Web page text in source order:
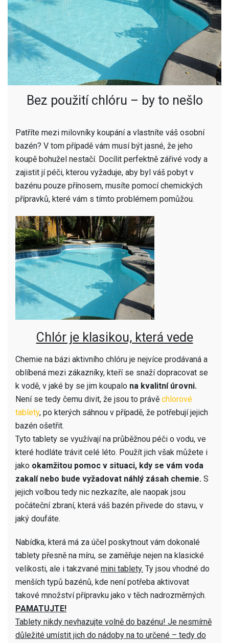
Bez použití chlóru – by to nešlo
Patříte mezi milovníky koupání a vlastníte váš osobní
bazén? V tom případě vám musí být jasné, že jeho
koupě bohužel nestačí. Docílit perfektně zářivé vody a
zajistit jí péči, kterou vyžaduje, aby byl váš pobyt v
bazénu pouze přínosem, musíte pomocí chemických
přípravků, které vám s tímto problémem pomůžou.
Chlór je klasikou, která vede
Chemie na bázi aktivního chlóru je nejvíce prodávaná a
oblíbená mezi zákazníky, kteří se snaží dopracovat se
k vodě, v jaké by se jim koupalo na kvalitní úrovni.
Není se tedy čemu divit, že jsou to právě chlorové
tablety, po kterých sáhnou v případě, že potřebují jejich
bazén ošetřit.
Tyto tablety se využívají na průběžnou péči o vodu, ve
které hodláte trávit celé léto. Použít jich však můžete i
jako okamžitou pomoc v situaci, kdy se vám voda
zakalí nebo bude vyžadovat náhlý zásah chemie. S
jejich volbou tedy nic nezkazíte, ale naopak jsou
počáteční zbraní, která váš bazén přivede do stavu, v
jaký doufáte.
Nabídka, která má za účel poskytnout vám dokonalé
tablety přesně na míru, se zaměřuje nejen na klasické
velikosti, ale i takzvané mini tablety. Ty jsou vhodné do
menších typů bazénů, kde není potřeba aktivovat
takové množství přípravku jako v těch nadrozměrných.
PAMATUJTE!
Tablety nikdy nevhazujte volně do bazénu! Je nesmírně
důležité umístit jich do nádoby na to určené – tedy do